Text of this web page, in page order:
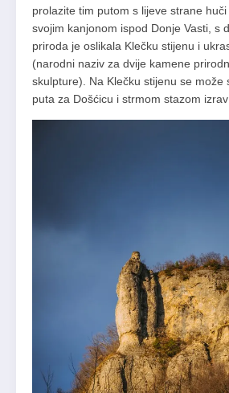
prolazite tim putom s lijeve strane
svojim kanjonom ispod Donje Vasti, s
priroda je oslikala Klečku stijenu i
(narodni naziv za dvije kamene
skulpture). Na Klečku stijenu se može
puta za Došćicu i strmom stazom